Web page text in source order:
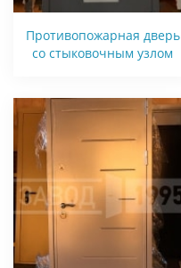
Противопожарная дверь
со стыковочным узлом